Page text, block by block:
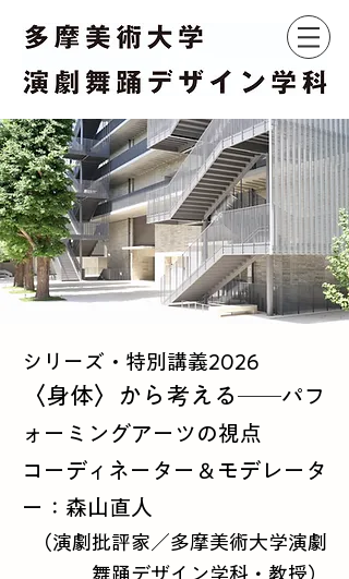
シリーズ・特別講義2026
〈身体〉から考える ──パフ
ォーミングアーツの視点
コーディネーター＆モデレータ
ー：森山直人
（演劇批評家／多摩美術大学演劇
舞踊デザイン学科・教授）